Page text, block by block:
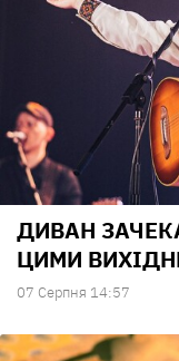
ДИВАН
ЦИМИ
07 Серпня 14:57